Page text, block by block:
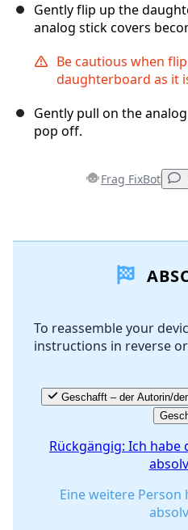
Gently flip up the
analog stick covers
Be cautious when
daughterboard as it
Gently pull on the
pop off.
Frag FixBot
Kommentar
To reassemble your
instructions in reverse
Geschafft – der Autorin/
Rückgängig: Ich
Eine weitere Person